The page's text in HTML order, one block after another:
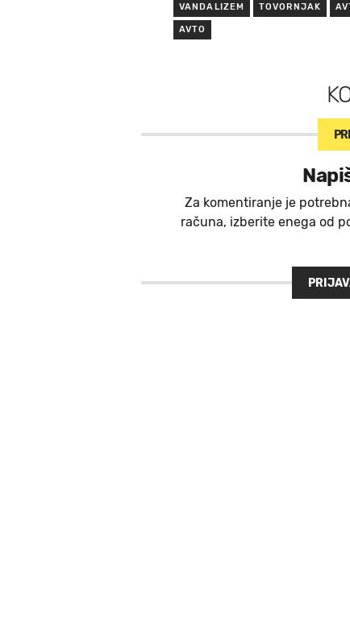
VANDALIZEM TOVORNJAK
AVTO
Za komentiranje je
računa, izberite enega od